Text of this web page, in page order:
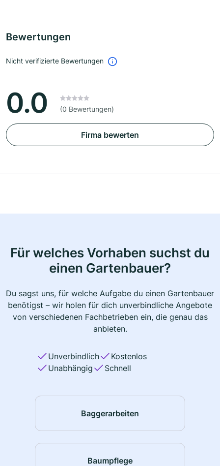
Bewertungen
Nicht verifizierte Bewertungen
0.0 (0 Bewertungen)
Firma bewerten
Für welches Vorhaben suchst du
einen Gartenbauer?
Du sagst uns, für welche Aufgabe du einen Gartenbauer
benötigst – wir holen für dich unverbindliche Angebote
von verschiedenen Fachbetrieben ein, die genau das
anbieten.
Unverbindlich
Kostenlos
Unabhängig
Schnell
Baggerarbeiten
Baumpflege